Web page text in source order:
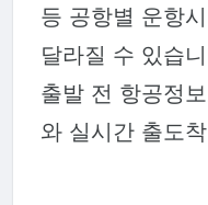
등 공항별 운항
달라질 수 있습
출발 전 항공정
와 실시간 출도